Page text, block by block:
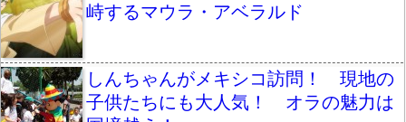
峙するマウラ・アベラルド
しんちゃんがメキシコ訪問！ 現地の
子供たちにも大人気！ オラの魅力は